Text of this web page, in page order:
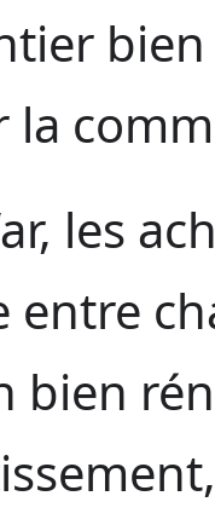
la
les
entre
bien